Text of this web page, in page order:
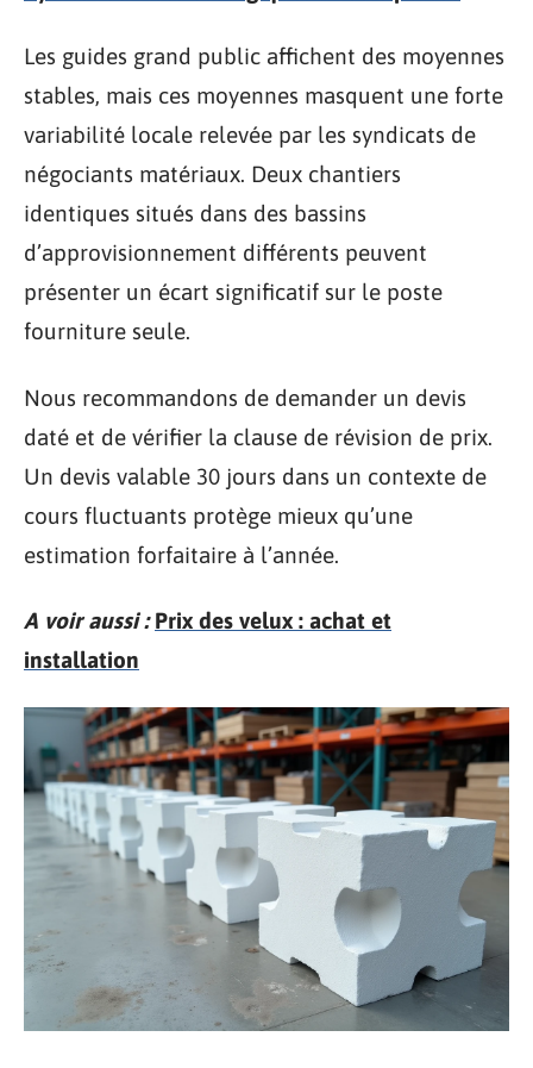
Les guides grand public affichent des moyennes
stables, mais ces moyennes masquent une forte
variabilité locale relevée par les syndicats de
négociants matériaux. Deux chantiers
identiques situés dans des bassins
d’approvisionnement différents peuvent
présenter un écart significatif sur le poste
fourniture seule.
Nous recommandons de demander un devis
daté et de vérifier la clause de révision de prix.
Un devis valable 30 jours dans un contexte de
cours fluctuants protège mieux qu’une
estimation forfaitaire à l’année.
A voir aussi : Prix des velux : achat et
installation